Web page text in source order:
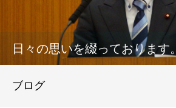
日々の思いを綴っております。
ブログ
活動報告